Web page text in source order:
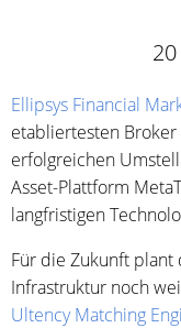
Ellipsys Financial
etabliertesten
erfolgreichen
Asset-Plattform
langfristigen
Für die Zukunft plant
Infrastruktur noch
Ultency Matching